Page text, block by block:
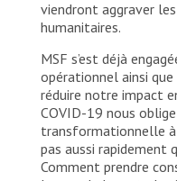
viendront aggraver
humanitaires.
MSF s’est déjà
opérationnel ainsi
réduire notre impact
COVID-19 nous
transformationnelle à
pas aussi rapidement
Comment prendre